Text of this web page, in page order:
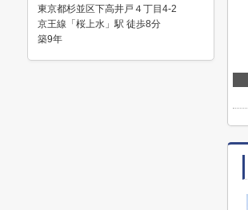
東京都杉並区下高井戸４丁目4-2
京王線「桜上水」駅 徒歩8分
築9年